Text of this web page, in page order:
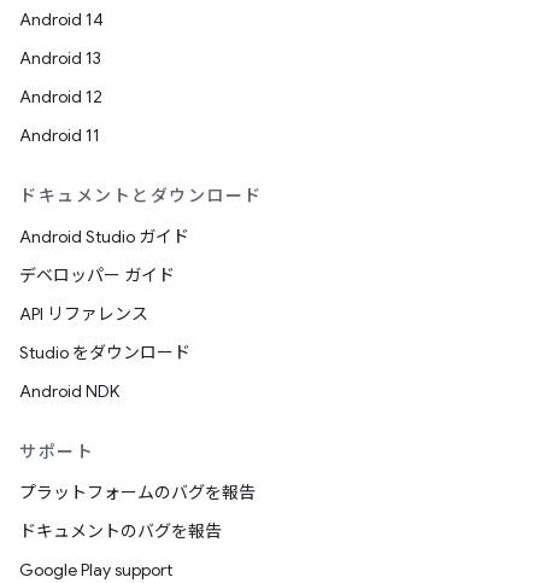
Android 14
Android 13
Android 12
Android 11
ドキュメントとダウンロード
Android Studio ガイド
デベロッパー ガイド
API リファレンス
Studio をダウンロード
Android NDK
サポート
プラットフォームのバグを報告
ドキュメントのバグを報告
Google Play support